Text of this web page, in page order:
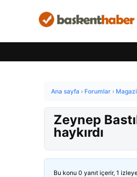
Ana sayfa › Forumlar ›
Zeynep
haykırdı
Bu konu 0 yanıt içerir, 1